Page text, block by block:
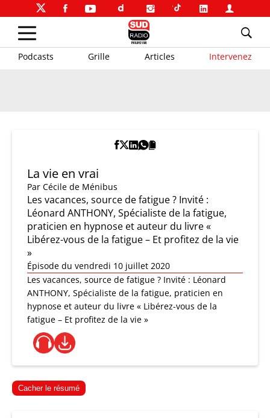
Podcasts Grille Articles Intervenez
La vie en vrai
Par Cécile de Ménibus
Les vacances, source de fatigue ? Invité :
Léonard ANTHONY, Spécialiste de la fatigue,
praticien en hypnose et auteur du livre «
Libérez-vous de la fatigue – Et profitez de la vie
»
Épisode du vendredi 10 juillet 2020
Les vacances, source de fatigue ? Invité : Léonard
ANTHONY, Spécialiste de la fatigue, praticien en
hypnose et auteur du livre « Libérez-vous de la
fatigue – Et profitez de la vie »
Cacher le résumé